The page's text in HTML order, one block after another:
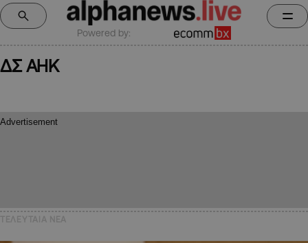
Powered by:
ΔΣ ΑΗΚ